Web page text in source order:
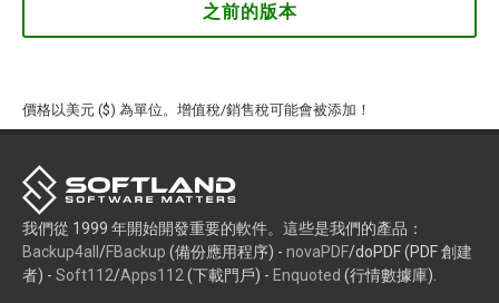
之前的版本
價格以美元 ($) 為單位。增值稅/銷售稅可能會被添加！
我們從 1999 年開始開發重要的軟件。這些是我們的產品：
Backup4all /FBackup (備份應用程序) - novaPDF/doPDF (PDF 創建
者) - Soft112/Apps112 (下載門戶) - Enquoted (行情數據庫).